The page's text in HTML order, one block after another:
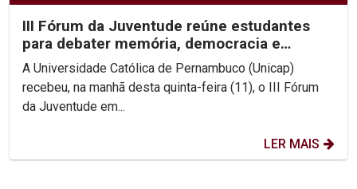
III Fórum da Juventude reúne estudantes
para debater memória, democracia e
direitos humanos na...
A Universidade Católica de Pernambuco (Unicap)
recebeu, na manhã desta quinta-feira (11), o III Fórum
da Juventude em...
LER MAIS